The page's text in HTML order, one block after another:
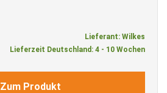
Lieferant: Wilkes
Lieferzeit Deutschland: 4 - 10 Wochen
Zum Produkt